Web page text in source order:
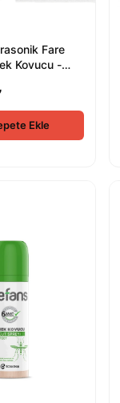
Fare
Kovucu -
Ekle